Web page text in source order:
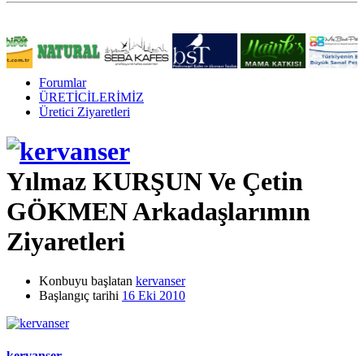
Forumlar
ÜRETİCİLERİMİZ
Üretici Ziyaretleri
Yılmaz KURŞUN Ve Çetin
GÖKMEN Arkadaşlarımın
Ziyaretleri
Konbuyu başlatan kervanser
Başlangıç tarihi 16 Eki 2010